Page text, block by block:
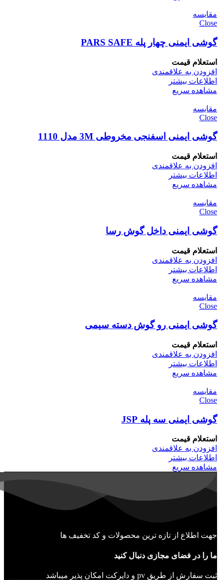
مقایسه
Close
گوشی ایمنی چهار پله PARS SAFE
استعلام قیمت
افزودن به علاقمندی
اطلاعات بیشتر
مشاهده سریع
مقایسه
Close
گوشی ایمنی اسفنجی مخروطی 3M مدل 1110
استعلام قیمت
افزودن به علاقمندی
اطلاعات بیشتر
مشاهده سریع
مقایسه
Close
گوشی ایمنی داخل گوش رسا
استعلام قیمت
افزودن به علاقمندی
اطلاعات بیشتر
مشاهده سریع
مقایسه
Close
گوشی ایمنی رو گوش دسته سیمی
استعلام قیمت
افزودن به علاقمندی
اطلاعات بیشتر
مشاهده سریع
مقایسه
Close
گوشی ایمنی سه پله JSP
استعلام قیمت
افزودن به علاقمندی
اطلاعات بیشتر
مشاهده سریع
جهت اطلاع از تازه ترین محصولات و کد تخفیف ها
ما را در فضای مجازی دنبال کنید
ثبت سفارش از طریق pv و دایرکت امکان پذیر میباشد